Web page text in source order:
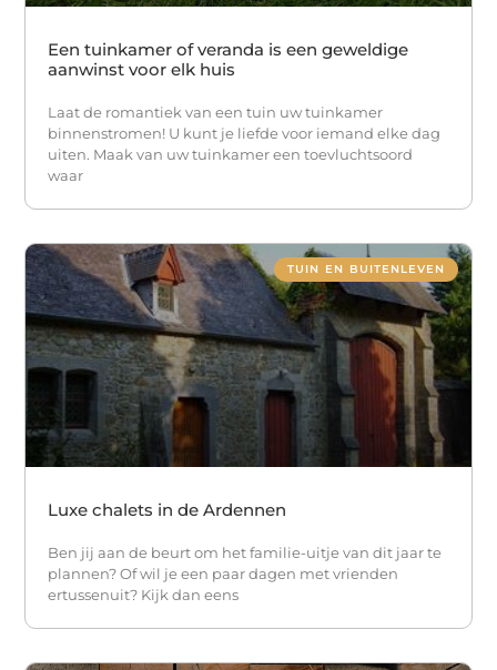
Een tuinkamer of veranda is een geweldige
aanwinst voor elk huis
Laat de romantiek van een tuin uw tuinkamer
binnenstromen! U kunt je liefde voor iemand elke dag
uiten. Maak van uw tuinkamer een toevluchtsoord
waar
TUIN EN BUITENLEVEN
Luxe chalets in de Ardennen
Ben jij aan de beurt om het familie-uitje van dit jaar te
plannen? Of wil je een paar dagen met vrienden
ertussenuit? Kijk dan eens